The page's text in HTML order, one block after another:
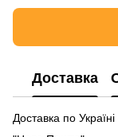
Доставка
Доставка по